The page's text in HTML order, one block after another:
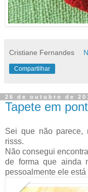
Cristiane Fernandes
Compartilhar
26 de outubro de
Tapete em
Sei que não parece,
risss.
Não consegui
de forma que ainda
pessoalmente ele está